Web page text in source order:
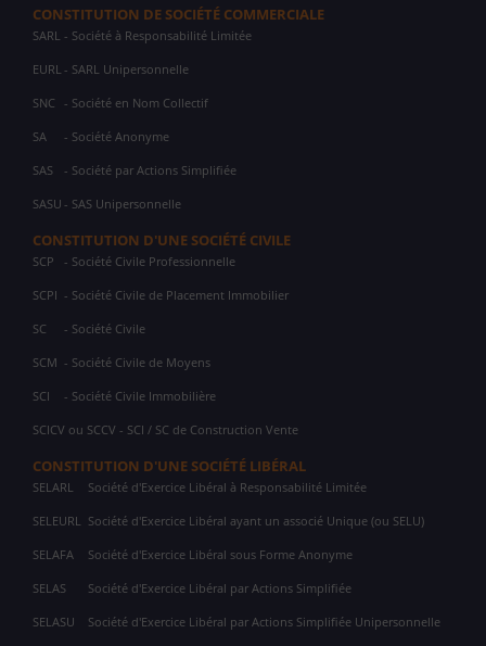
CONSTITUTION DE SOCIÉTÉ COMMERCIALE
SARL - Société à Responsabilité Limitée
EURL - SARL Unipersonnelle
SNC - Société en Nom Collectif
SA - Société Anonyme
SAS - Société par Actions Simplifiée
SASU - SAS Unipersonnelle
CONSTITUTION D'UNE SOCIÉTÉ CIVILE
SCP - Société Civile Professionnelle
SCPI - Société Civile de Placement Immobilier
SC - Société Civile
SCM - Société Civile de Moyens
SCI - Société Civile Immobilière
SCICV ou SCCV - SCI / SC de Construction Vente
CONSTITUTION D'UNE SOCIÉTÉ LIBÉRAL
SELARL Société d'Exercice Libéral à Responsabilité Limitée
SELEURL Société d'Exercice Libéral ayant un associé Unique (ou SELU)
SELAFA Société d'Exercice Libéral sous Forme Anonyme
SELAS Société d'Exercice Libéral par Actions Simplifiée
SELASU Société d'Exercice Libéral par Actions Simplifiée Unipersonnelle